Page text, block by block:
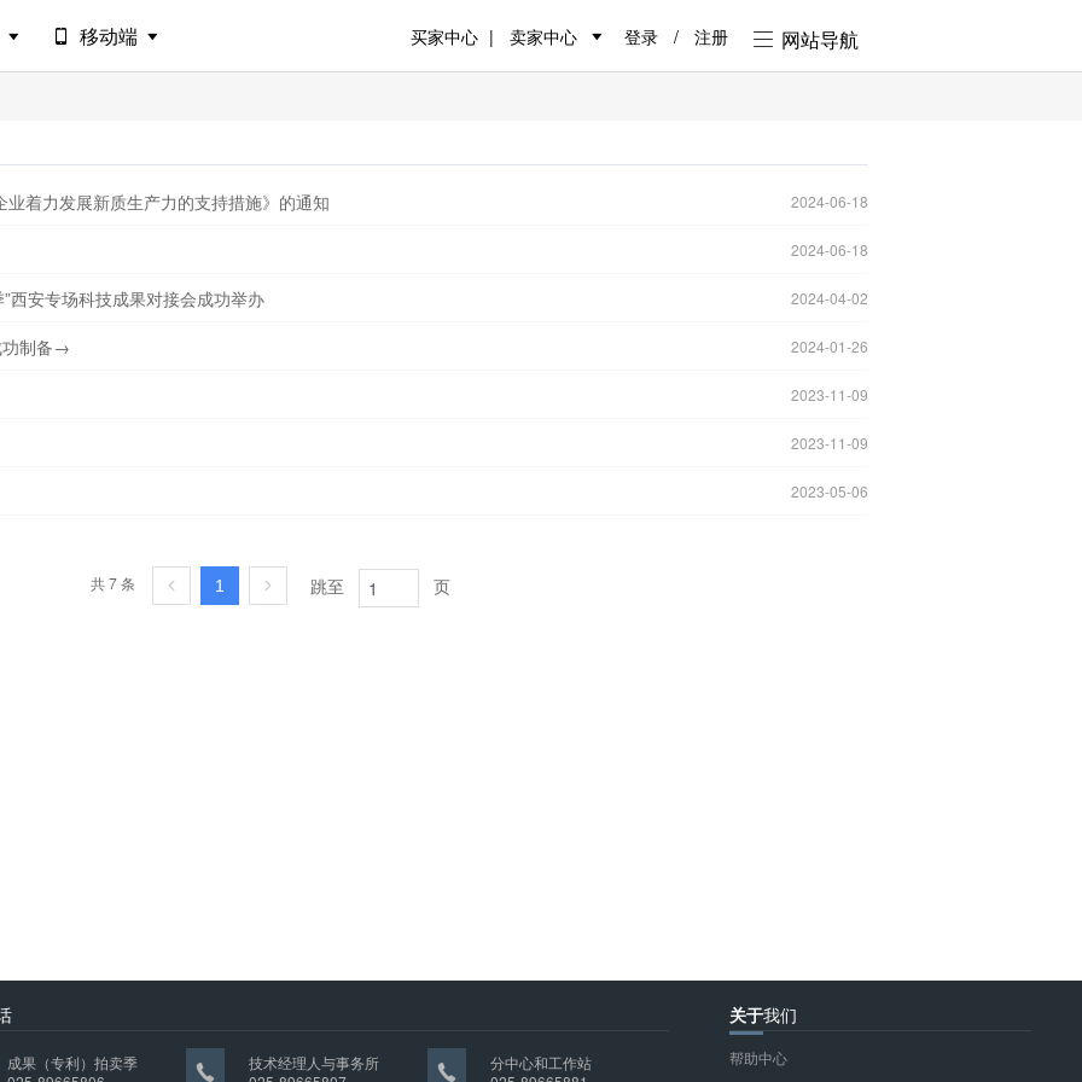
移动端 登录 / 注册 网站导航
买家中心 卖家中心
着力发展新质生产力的支持措施》的通知 2024-06-18
2024-06-18
西安专场科技成果对接会成功举办 2024-04-02
功制备→ 2024-01-26
2023-11-09
2023-11-09
2023-05-06
共 7 条 1 跳至 页
成果（专利）拍卖季
技术经理人与事务所
分中心和工作站
关于我们
帮助中心